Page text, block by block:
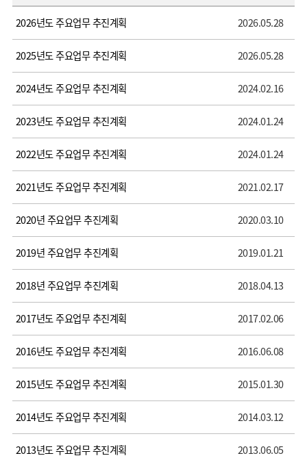
2026년도 주요업무 추진계획 2026.05.28
2025년도 주요업무 추진계획 2026.05.28
2024년도 주요업무 추진계획 2024.02.16
2023년도 주요업무 추진계획 2024.01.24
2022년도 주요업무 추진계획 2024.01.24
2021년도 주요업무 추진계획 2021.02.17
2020년 주요업무 추진계획 2020.03.10
2019년 주요업무 추진계획 2019.01.21
2018년 주요업무 추진계획 2018.04.13
2017년도 주요업무 추진계획 2017.02.06
2016년도 주요업무 추진계획 2016.06.08
2015년도 주요업무 추진계획 2015.01.30
2014년도 주요업무 추진계획 2014.03.12
2013년도 주요업무 추진계획 2013.06.05